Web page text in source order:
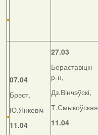
07.04
Брэст,
Ю.Янкевіч
11.04
27.03
Бераставіцкі
р-н,
Дз.Вінчэўскі,
Т.Смыкоўская
11.04